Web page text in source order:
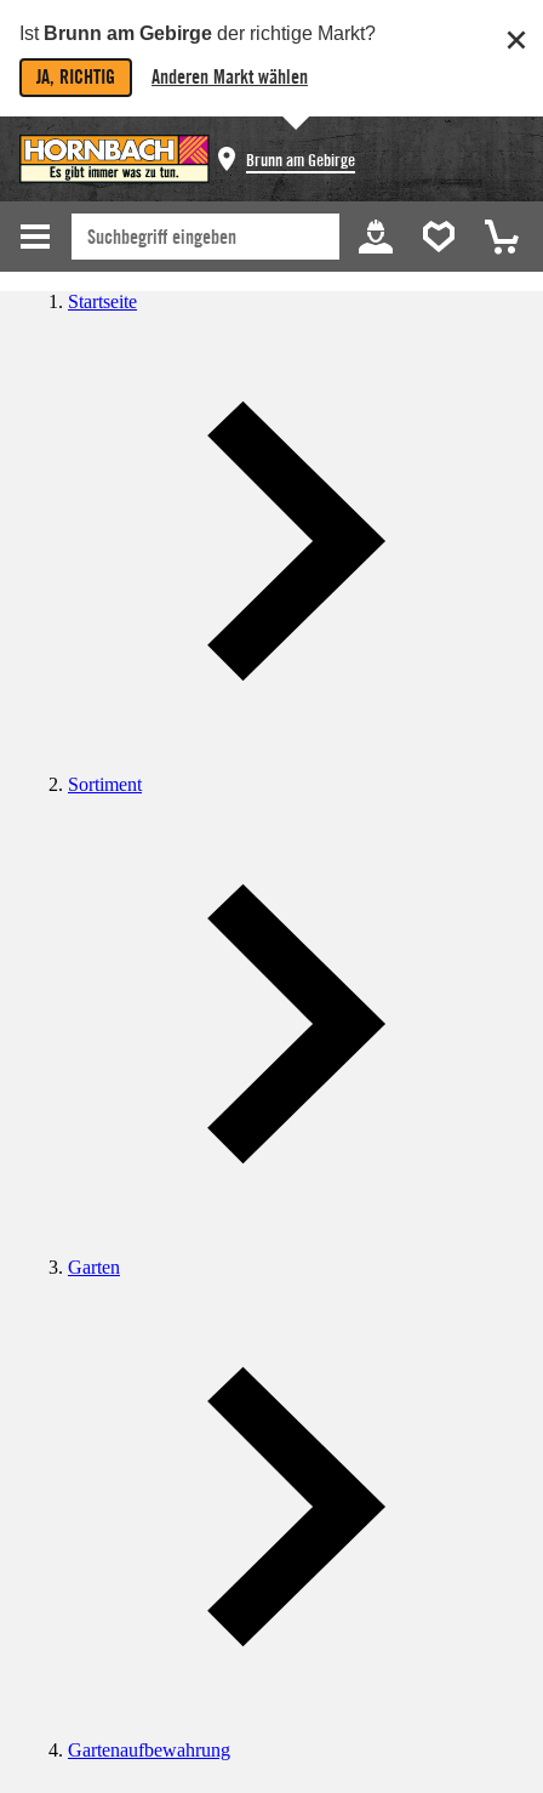
Ist Brunn am Gebirge der richtige Markt?
JA, RICHTIG Anderen Markt wählen
Brunn am Gebirge
Startseite
Sortiment
Garten
Gartenaufbewahrung